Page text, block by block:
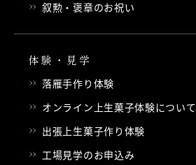
叙勲・褒章のお祝い
体験・見学
落雁手作り体験
オンライン上生菓子体験について
出張上生菓子作り体験
工場見学のお申込み